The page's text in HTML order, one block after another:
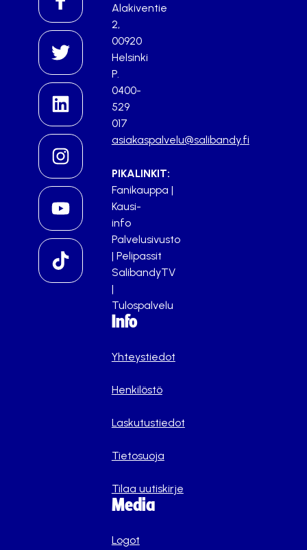
Alakiventie
2,
00920
Helsinki
P.
0400-
529
017
asiakaspalvelu@salibandy.fi
PIKALINKIT:
Fanikauppa |
Kausi-
info
Palvelusivusto
| Pelipassit
SalibandyTV
|
Tulospalvelu
Info
Yhteystiedot
Henkilöstö
Laskutustiedot
Tietosuoja
Tilaa uutiskirje
Media
Logot